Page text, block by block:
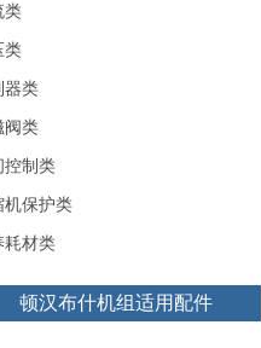
类
类
器类
阀类
控制类
机保护类
耗材类
顿汉布什机组适用配件